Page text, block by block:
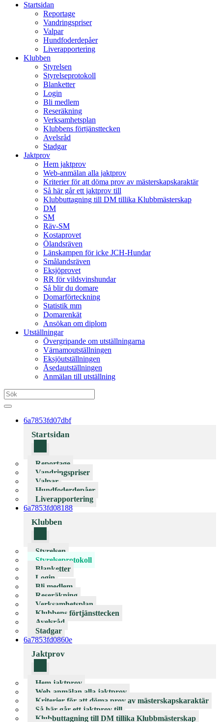
Startsidan
Reportage
Vandringspriser
Valpar
Hundfoderdepåer
Liverapportering
Klubben
Styrelsen
Styrelseprotokoll
Blanketter
Login
Bli medlem
Reseräkning
Verksamhetsplan
Klubbens förtjänsttecken
Avelsråd
Stadgar
Jaktprov
Hem jaktprov
Web-anmälan alla jaktprov
Kriterier för att döma prov av mästerskapskaraktär
Så här går ett jaktprov till
Klubbuttagning till DM tillika Klubbmästerskap
DM
SM
Räv-SM
Kostaprovet
Ölandsräven
Länskampen för icke JCH-Hundar
Smålandsräven
Eksjöprovet
RR för vildsvinshundar
Så blir du domare
Domarförteckning
Statistik mm
Domarenkät
Ansökan om diplom
Utställningar
Övergripande om utställningarna
Värnamoutställningen
Eksjöutställningen
Åsedautställningen
Anmälan till utställning
6a7853fd07dbf
Startsidan
Reportage
Vandringspriser
Valpar
Hundfoderdepåer
Liverapportering
6a7853fd08188
Klubben
Styrelsen
Styrelseprotokoll
Blanketter
Login
Bli medlem
Reseräkning
Verksamhetsplan
Klubbens förtjänsttecken
Avelsråd
Stadgar
6a7853fd0860e
Jaktprov
Hem jaktprov
Web-anmälan alla jaktprov
Kriterier för att döma prov av mästerskapskaraktär
Så här går ett jaktprov till
Klubbuttagning till DM tillika Klubbmästerskap